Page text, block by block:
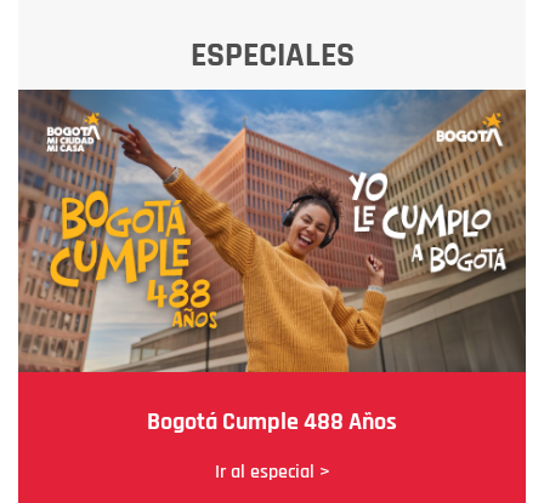
ESPECIALES
Bogotá Cumple 488 Años
Ir al especial >